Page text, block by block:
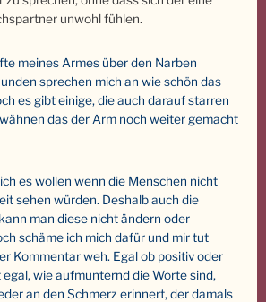
unwohl fühlen.
meines Armes über den Narben
sprechen mich an wie schön das
es gibt einige, die auch darauf starren
das der Arm noch weiter gemacht
es wollen wenn die Menschen nicht
sehen würden. Deshalb auch die
man diese nicht ändern oder
schäme ich mich dafür und mir tut
Kommentar weh. Egal ob positiv oder
egal, wie aufmunternd die Worte sind,
an den Schmerz erinnert, der damals